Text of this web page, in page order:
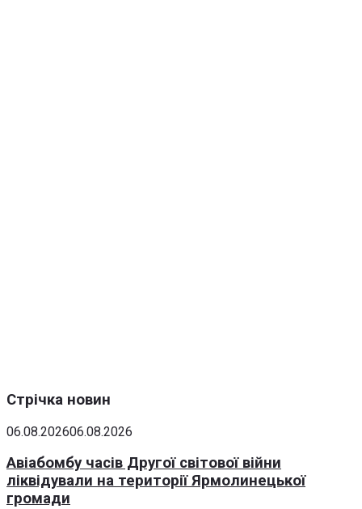
Стрічка новин
06.08.202606.08.2026
Авіабомбу часів Другої світової війни
ліквідували на території Ярмолинецької
громади